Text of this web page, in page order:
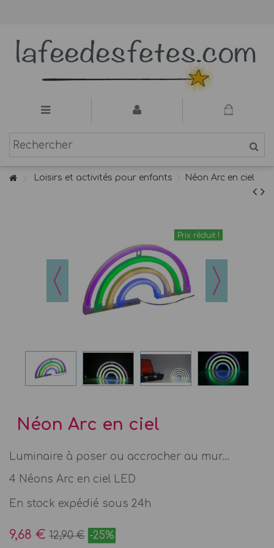
Loisirs et activités pour enfants Néon Arc en ciel
Prix réduit !
Néon Arc en ciel
Luminaire à poser ou accrocher au mur...
4 Néons Arc en ciel LED
En stock expédié sous 24h
9,68 € 12,90 € -25%